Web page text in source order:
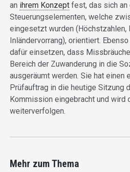
an ihrem Konzept fest, das sich an
Steuerungselementen, welche
eingesetzt wurden (Höchstzahlen,
Inländervorrang), orientiert.
dafür einsetzen, dass
Bereich der Zuwanderung in die
ausgeräumt werden. Sie hat einen
Prüfauftrag in die heutige Sitzung
Kommission eingebracht und wird
weiterverfolgen.
Mehr zum Thema